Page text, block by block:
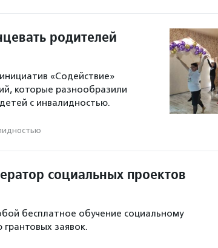
родителей
«Содействие»
которые разнообразили
с инвалидностью.
социальных проектов
бесплатное обучение социальному
заявок.